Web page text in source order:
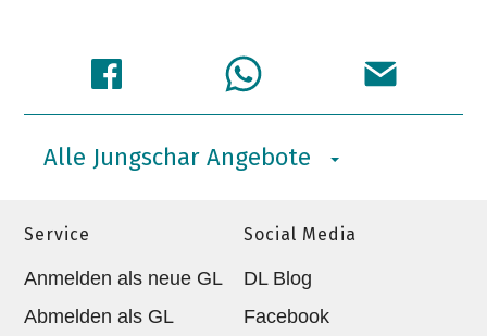
Alle Jungschar Angebote
Service
Anmelden als neue GL
Abmelden als GL
Social Media
DL Blog
Facebook